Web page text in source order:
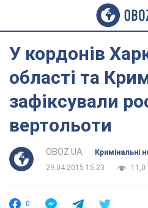
У кордонів
області та
зафіксували
вертольоти
OBOZ.UA
Кримінальні
29.04.2015 15:23
11,0
0